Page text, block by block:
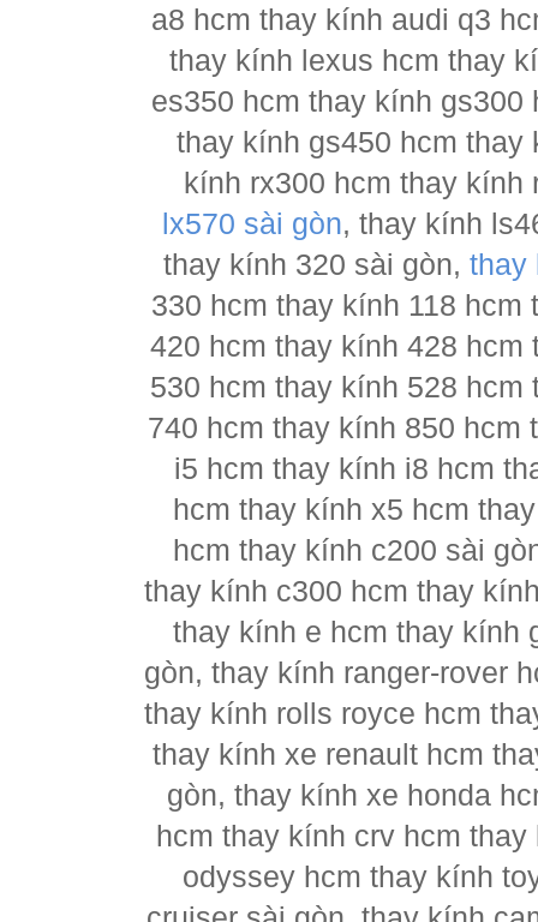
a8 hcm thay kính audi q3
thay kính lexus hcm thay
es350 hcm thay kính
thay kính gs450 hcm thay
kính rx300 hcm thay
lx570 sài gòn, thay kính
thay kính 320 sài gòn,thay
330 hcm thay kính 118
420 hcm thay kính 428
530 hcm thay kính 528
740 hcm thay kính 850
i5 hcm thay kính i8 hcm
hcm thay kính x5 hcm
hcm thay kính c200 sài
thay kính c300 hcm thay
thay kính e hcm thay kính
gòn, thay kính ranger-rover
thay kính rolls royce hcm
thay kính xe renault hcm
gòn, thay kính xe honda
hcm thay kính crv hcm
odyssey hcm thay kính